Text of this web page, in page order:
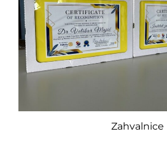
Zahvalnice